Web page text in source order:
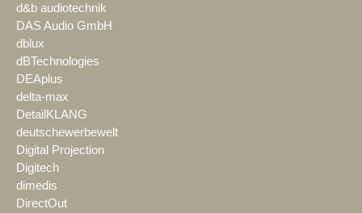
d&b audiotechnik
DAS Audio GmbH
dblux
dBTechnologies
DEAplus
delta-max
DetailKLANG
deutschewerbewelt
Digital Projection
Digitech
dimedis
DirectOut